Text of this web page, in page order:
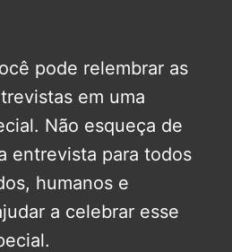
pode relembrar as
em uma
Não esqueça de
entrevista para todos
humanos e
a celebrar esse